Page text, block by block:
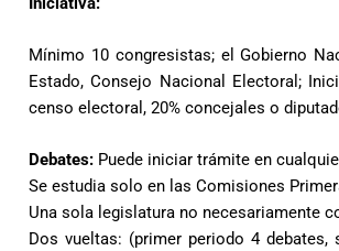
Mínimo 10 congresistas; el Gobierno
Estado, Consejo Nacional Electoral;
censo electoral, 20% concejales o
Debates: Puede iniciar trámite en
Se estudia solo en las Comisiones
Una sola legislatura no necesariamente
Dos vueltas: (primer periodo 4 debates,